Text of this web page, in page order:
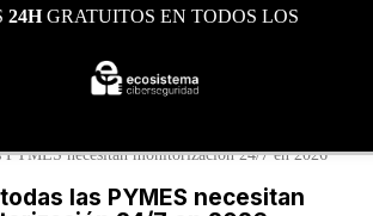
24HGRATUITOS EN TODOS LOS
PYMES necesitan monitorización 24/7 en 2026
las PYMES necesitan